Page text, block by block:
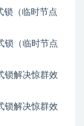
锁（临时节点
锁（临时节点
锁解决惊群效
锁解决惊群效